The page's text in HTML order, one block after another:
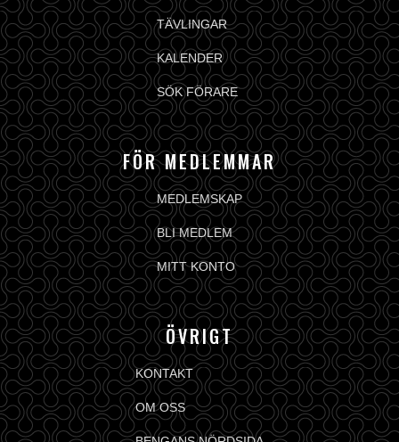
TÄVLINGAR
KALENDER
SÖK FÖRARE
FÖR MEDLEMMAR
MEDLEMSKAP
BLI MEDLEM
MITT KONTO
ÖVRIGT
KONTAKT
OM OSS